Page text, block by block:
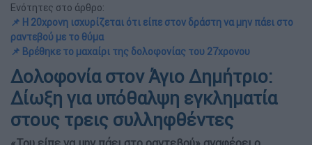
Ενότητες στο άρθρο:
📌 Η 20χρονη ισχυρίζεται ότι είπε στον δράστη να μην πάει στο
ραντεβού με το θύμα
📌 Βρέθηκε το μαχαίρι της δολοφονίας του 27χρονου
Δολοφονία στον Άγιο Δημήτριο:
Δίωξη για υπόθαλψη εγκληματία
στους τρεις συλληφθέντες